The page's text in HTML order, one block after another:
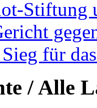
Stiftung
für
/ Alle